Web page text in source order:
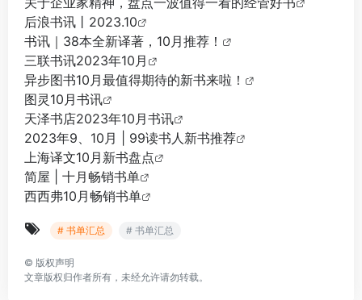
后浪书讯丨2023.10
书讯｜38本全新译著，10月推荐！
三联书讯2023年10月
异步图书10月最值得期待的新书来啦！
图灵10月书讯
天泽书店2023年10月书讯
2023年9、10月 | 99读书人新书推荐
上海译文10月新书盘点
简屋 | 十月畅销书单
西西弗10月畅销书单
# 书单汇总 # 书单汇总
© 版权声明
文章版权归作者所有，未经允许请勿转载。